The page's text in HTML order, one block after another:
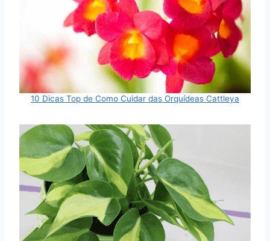
10 Dicas Top de Como Cuidar das Orquídeas Cattleya